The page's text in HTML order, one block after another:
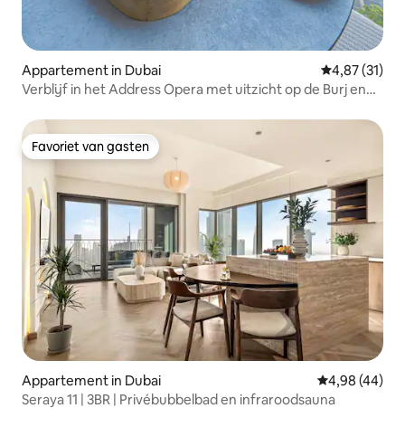
Appartement in Dubai Gemiddelde
4,87 (31)
Verblijf in het Address Opera met uitzicht op de Burj en
Favoriet van gasten
Favoriet van gasten
Appartement in Dubai Gemiddelde
4,98 (44)
Seraya 11 | 3BR | Privébubbelbad en infraroodsauna